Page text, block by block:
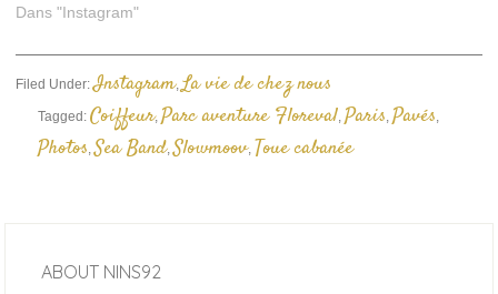
Dans "Instagram"
Filed Under:Instagram,La vie de chez nous
Tagged:Coiffeur,Parc aventure Floreval,Paris,Pavés,
Photos,Sea Band,Slowmoov, Toue cabanée
ABOUT NINS92